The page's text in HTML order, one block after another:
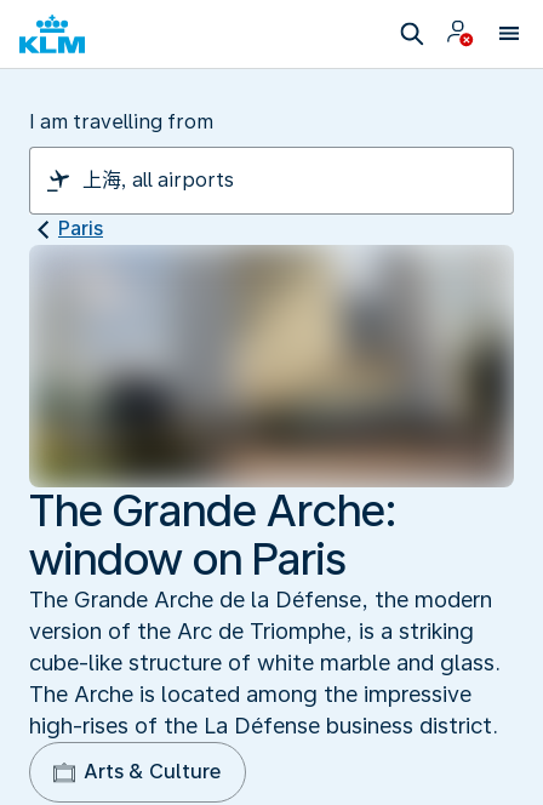
I am travelling from
Paris
The Grande Arche:
window on Paris
The Grande Arche de la Défense, the modern
version of the Arc de Triomphe, is a striking
cube-like structure of white marble and glass.
The Arche is located among the impressive
high-rises of the La Défense business district.
Arts & Culture